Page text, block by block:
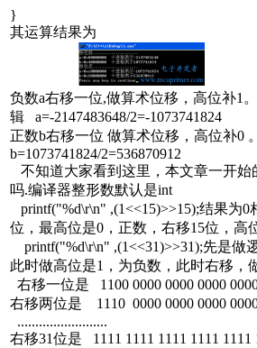
}
其运算结果为
负数a右移一位,做算术位移，高位补1
辑 a=-2147483648/2=-1073741824
正数b右移一位 做算术位移，高位补0 。
b=1073741824/2=536870912
不知道大家看到这里，本文章一开始
吗.编译器整形数默认是int
printf("%d\r\n" ,(1<<15)>>15);结果为
位，最高位是0，正数，右移15位，高
printf("%d\r\n" ,(1<<31)>>31);先是做
此时做高位是1，为负数，此时右移，
右移一位是 1100 0000 0000 0000
右移两位是 1110 0000 0000 0000
.........................
右移31位是 1111 1111 1111 1111 1111